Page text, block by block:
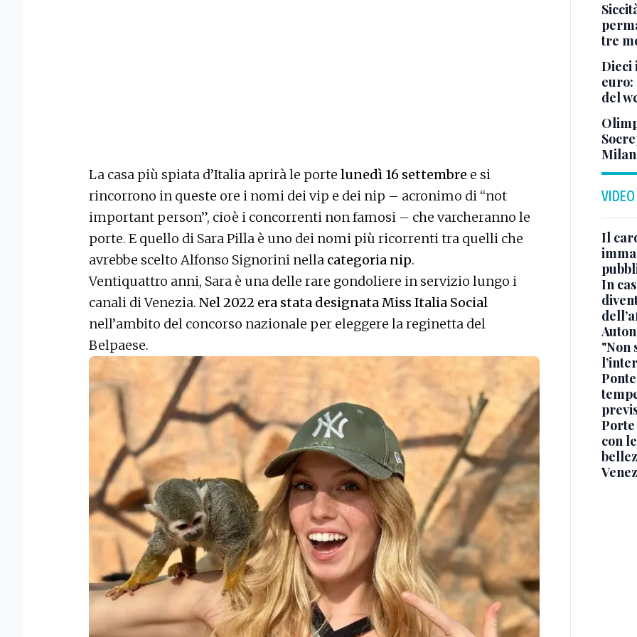
La casa più spiata d’Italia aprirà le porte lunedì 16 settembre e si
rincorrono in queste ore i nomi dei vip e dei nip – acronimo di “not
important person”, cioè i concorrenti non famosi – che varcheranno le
porte. E quello di Sara Pilla è uno dei nomi più ricorrenti tra quelli che
avrebbe scelto Alfonso Signorini nella categoria nip.
Ventiquattro anni, Sara è una delle rare gondoliere in servizio lungo i
canali di Venezia. Nel 2022 era stata designata Miss Italia Social
nell’ambito del concorso nazionale per eleggere la reginetta del
Belpaese.
tre
Dieci
euro:
del
VIDEO
Il
In
"Non
con